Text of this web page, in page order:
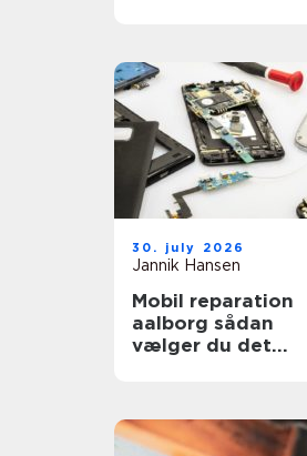
30. july 2026
Jannik Hansen
Mobil reparation
aalborg sådan
vælger du det